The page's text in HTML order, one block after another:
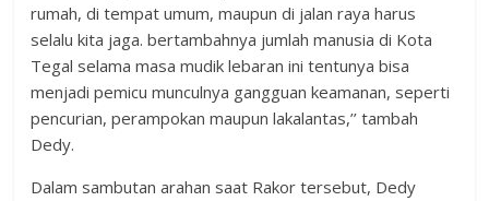
rumah, di tempat umum, maupun di jalan raya harus
selalu kita jaga. bertambahnya jumlah manusia di Kota
Tegal selama masa mudik lebaran ini tentunya bisa
menjadi pemicu munculnya gangguan keamanan, seperti
pencurian, perampokan maupun lakalantas,’’ tambah
Dedy.
Dalam sambutan arahan saat Rakor tersebut, Dedy